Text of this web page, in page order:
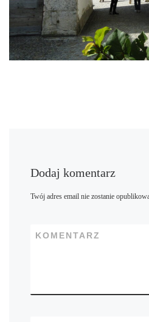
Dodaj komentarz
Twój adres email nie zostanie
KOMENTARZ